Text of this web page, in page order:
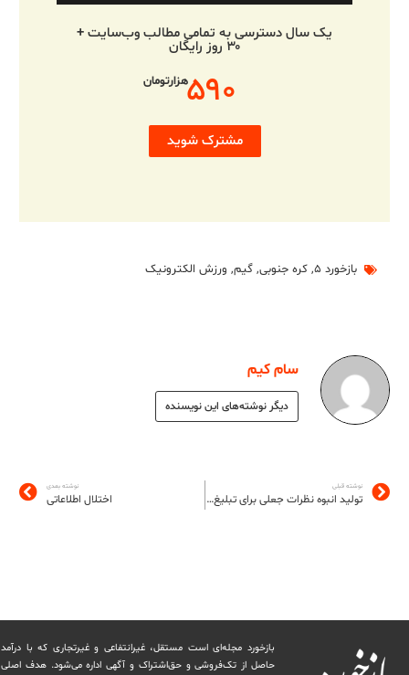
یک سال دسترسی به تمامی مطالب وب‌سایت +
۳۰ روز رایگان
۵۹۰هزارتومان
مشترک شوید
بازخورد ۵ , کره جنوبی, گیم, ورزش الکترونیک
سام کیم
دیگر نوشته‌های این نویسنده
نوشته قبلی
تولید انبوه نظرات جعلی برای تبلیغ خود و تخریب رقبا
نوشته بعدی
اختلال اطلاعاتی
بازخورد مجله‌ای است مستقل، غیرانتفاعی و غیرتجاری که با درآمد
حاصل از تک‌فروشی و حق‌اشتراک و آگهی اداره می‌شود. ‏هدف اصلی